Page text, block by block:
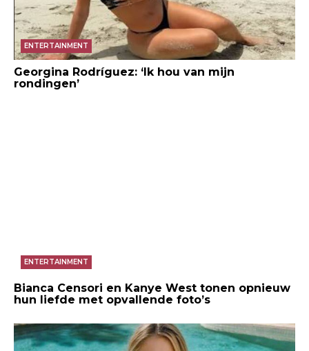
ENTERTAINMENT
Georgina Rodríguez: ‘Ik hou van mijn
rondingen’
ENTERTAINMENT
Bianca Censori en Kanye West tonen opnieuw
hun liefde met opvallende foto’s